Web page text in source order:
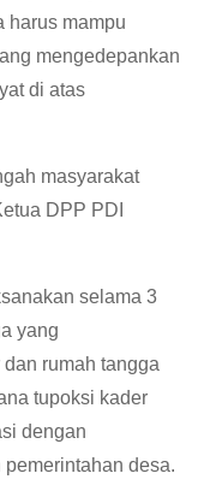
harus mampu
mengedepankan
di atas
masyarakat
DPP PDI
selama 3
yang
rumah tangga
tupoksi kader
dengan
desa.